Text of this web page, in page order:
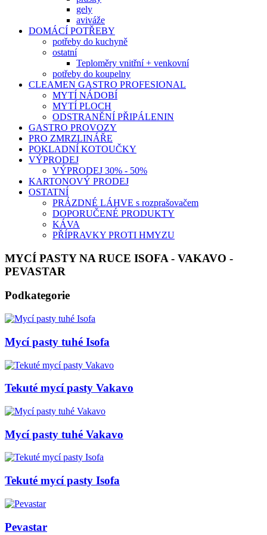
gely
aviváže
DOMÁCÍ POTŘEBY
potřeby do kuchyně
ostatní
Teploměry vnitřní + venkovní
potřeby do koupelny
CLEAMEN GASTRO PROFESIONAL
MYTÍ NÁDOBÍ
MYTÍ PLOCH
ODSTRANĚNÍ PŘIPÁLENIN
GASTRO PROVOZY
PRO ZMRZLINÁŘE
POKLADNÍ KOTOUČKY
VÝPRODEJ
VÝPRODEJ 30% - 50%
KARTONOVÝ PRODEJ
OSTATNÍ
PRÁZDNÉ LÁHVE s rozprašovačem
DOPORUČENÉ PRODUKTY
KÁVA
PŘÍPRAVKY PROTI HMYZU
MYCÍ PASTY NA RUCE ISOFA - VAKAVO -
PEVASTAR
Podkategorie
Mycí pasty tuhé Isofa
Tekuté mycí pasty Vakavo
Mycí pasty tuhé Vakavo
Tekuté mycí pasty Isofa
Pevastar